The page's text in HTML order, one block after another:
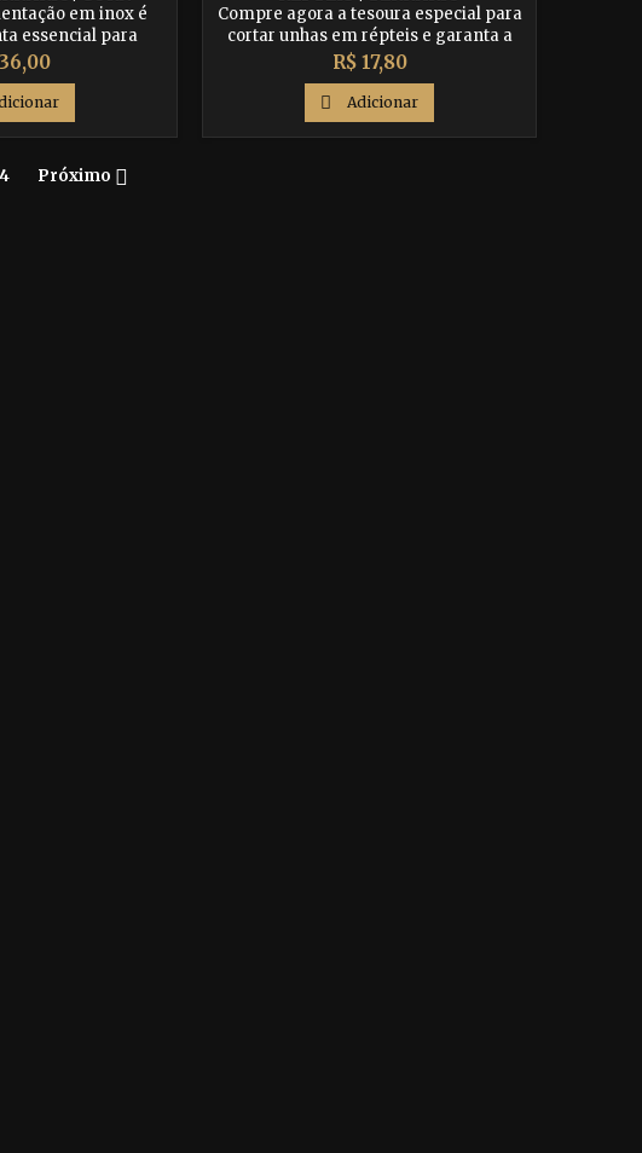
em inox é
essencial para
estimação, como
forma higiênica e
em nossa loja
do seu
estimação.
Compre agora a tesoura especial para
cortar unhas em répteis e garanta a
precisão e segurança no corte das
unhas de seu animal de estimação.
Produto indicado para diversos
répteis, como pogona, gecko, iguana,
jabuti e muito mais.
Preço
R$ 17,80
 Adicionar
4 Próximo 